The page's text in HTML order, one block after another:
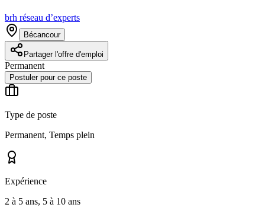
brh réseau d’experts
Bécancour
Partager l'offre d'emploi
Permanent
Postuler pour ce poste
Type de poste
Permanent, Temps plein
Expérience
2 à 5 ans, 5 à 10 ans